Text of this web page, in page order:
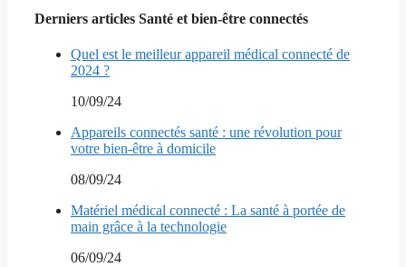
Derniers articles Santé et bien-être connectés
Quel est le meilleur appareil médical connecté de
2024 ?
10/09/24
Appareils connectés santé : une révolution pour
votre bien-être à domicile
08/09/24
Matériel médical connecté : La santé à portée de
main grâce à la technologie
06/09/24